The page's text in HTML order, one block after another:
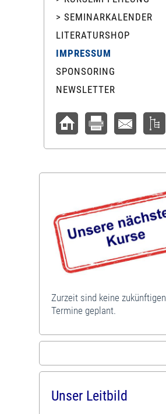
> SEMINARKALENDER
LITERATURSHOP
IMPRESSUM
SPONSORING
NEWSLETTER
Zurzeit sind keine zukünftigen
Termine geplant.
Unser Leitbild